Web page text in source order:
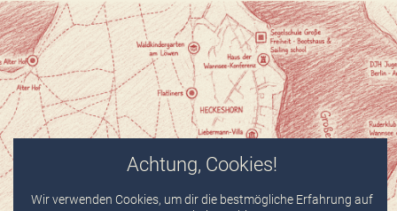
Achtung, Cookies!
Wir verwenden Cookies, um dir die bestmögliche Erfahrung auf